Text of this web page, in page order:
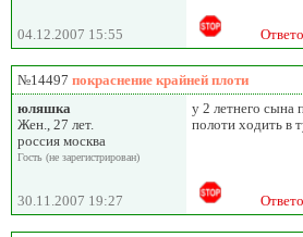
04.12.2007 15:55
№14497 покраснение крайней плоти
юляшка
Жен., 27 лет.
россия москва
Гость (не зарегистрирован)
у 2 летнего сына
полоти ходить в
30.11.2007 19:27